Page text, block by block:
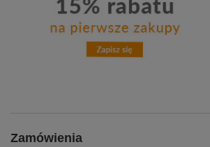
Zamówienia